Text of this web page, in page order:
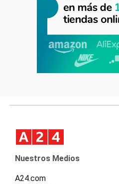
Nuestros Medios
A24.com